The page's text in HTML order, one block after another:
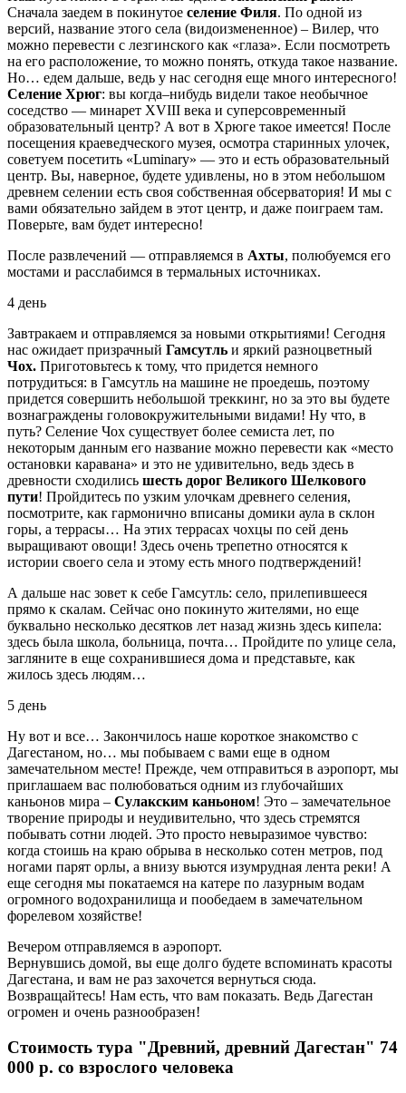
Сначала заедем в покинутое селение Филя. По одной из
версий, название этого села (видоизмененное) – Вилер, что
можно перевести с лезгинского как «глаза». Если посмотреть
на его расположение, то можно понять, откуда такое название.
Но… едем дальше, ведь у нас сегодня еще много интересного!
Селение Хрюг: вы когда–нибудь видели такое необычное
соседство — минарет XVIII века и суперсовременный
образовательный центр? А вот в Хрюге такое имеется! После
посещения краеведческого музея, осмотра старинных улочек,
советуем посетить «Luminary» — это и есть образовательный
центр. Вы, наверное, будете удивлены, но в этом небольшом
древнем селении есть своя собственная обсерватория! И мы с
вами обязательно зайдем в этот центр, и даже поиграем там.
Поверьте, вам будет интересно!
После развлечений — отправляемся в Ахты, полюбуемся его
мостами и расслабимся в термальных источниках.
4 день
Завтракаем и отправляемся за новыми открытиями! Сегодня
нас ожидает призрачный Гамсутль и яркий разноцветный
Чох. Приготовьтесь к тому, что придется немного
потрудиться: в Гамсутль на машине не проедешь, поэтому
придется совершить небольшой треккинг, но за это вы будете
вознаграждены головокружительными видами! Ну что, в
путь? Селение Чох существует более семиста лет, по
некоторым данным его название можно перевести как «место
остановки каравана» и это не удивительно, ведь здесь в
древности сходились шесть дорог Великого Шелкового
пути! Пройдитесь по узким улочкам древнего селения,
посмотрите, как гармонично вписаны домики аула в склон
горы, а террасы… На этих террасах чохцы по сей день
выращивают овощи! Здесь очень трепетно относятся к
истории своего села и этому есть много подтверждений!
А дальше нас зовет к себе Гамсутль: село, прилепившееся
прямо к скалам. Сейчас оно покинуто жителями, но еще
буквально несколько десятков лет назад жизнь здесь кипела:
здесь была школа, больница, почта… Пройдите по улице села,
загляните в еще сохранившиеся дома и представьте, как
жилось здесь людям…
5 день
Ну вот и все… Закончилось наше короткое знакомство с
Дагестаном, но… мы побываем с вами еще в одном
замечательном месте! Прежде, чем отправиться в аэропорт, мы
приглашаем вас полюбоваться одним из глубочайших
каньонов мира – Сулакским каньоном! Это – замечательное
творение природы и неудивительно, что здесь стремятся
побывать сотни людей. Это просто невыразимое чувство:
когда стоишь на краю обрыва в несколько сотен метров, под
ногами парят орлы, а внизу вьются изумрудная лента реки! А
еще сегодня мы покатаемся на катере по лазурным водам
огромного водохранилища и пообедаем в замечательном
форелевом хозяйстве!
Вечером отправляемся в аэропорт.
Вернувшись домой, вы еще долго будете вспоминать красоты
Дагестана, и вам не раз захочется вернуться сюда.
Возвращайтесь! Нам есть, что вам показать. Ведь Дагестан
огромен и очень разнообразен!
Стоимость тура "Древний, древний Дагестан" 74
000 р. со взрослого человека